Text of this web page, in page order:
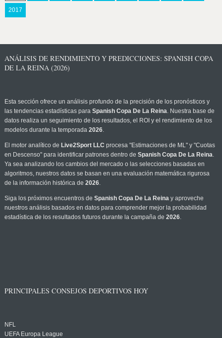
2017
ANÁLISIS DE RENDIMIENTO Y PREDICCIONES: SPANISH COPA
DE LA REINA (2026)
Esta sección ofrece un análisis profundo de la precisión de los pronósticos y
las tendencias estadísticas para Spanish Copa De La Reina. Nuestra base de
datos realiza un seguimiento de los resultados, el ROI y el rendimiento de los
modelos durante la temporada 2026.
El motor analítico de Live2Sport LLC procesa "Estimaciones de ML" y "Cuotas
en Descenso" para identificar patrones dentro de Spanish Copa De La Reina.
Ya sea analizando los cambios del mercado o las selecciones basadas en
algoritmos, nuestros datos se basan en una evaluación matemática rigurosa
de la información histórica de 2026.
Siga los próximos encuentros de Spanish Copa De La Reinay aproveche
nuestros análisis basados en datos para comprender mejor la probabilidad
estadística de los resultados futuros durante la campaña de 2026.
PRINCIPALES CONSEJOS DEPORTIVOS HOY
NFL
UEFA Europa League